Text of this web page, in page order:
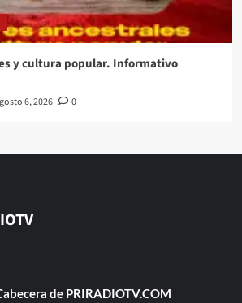
y cultura popular. Informativo
6, 2026 0
de PRIRADIOTV.COM